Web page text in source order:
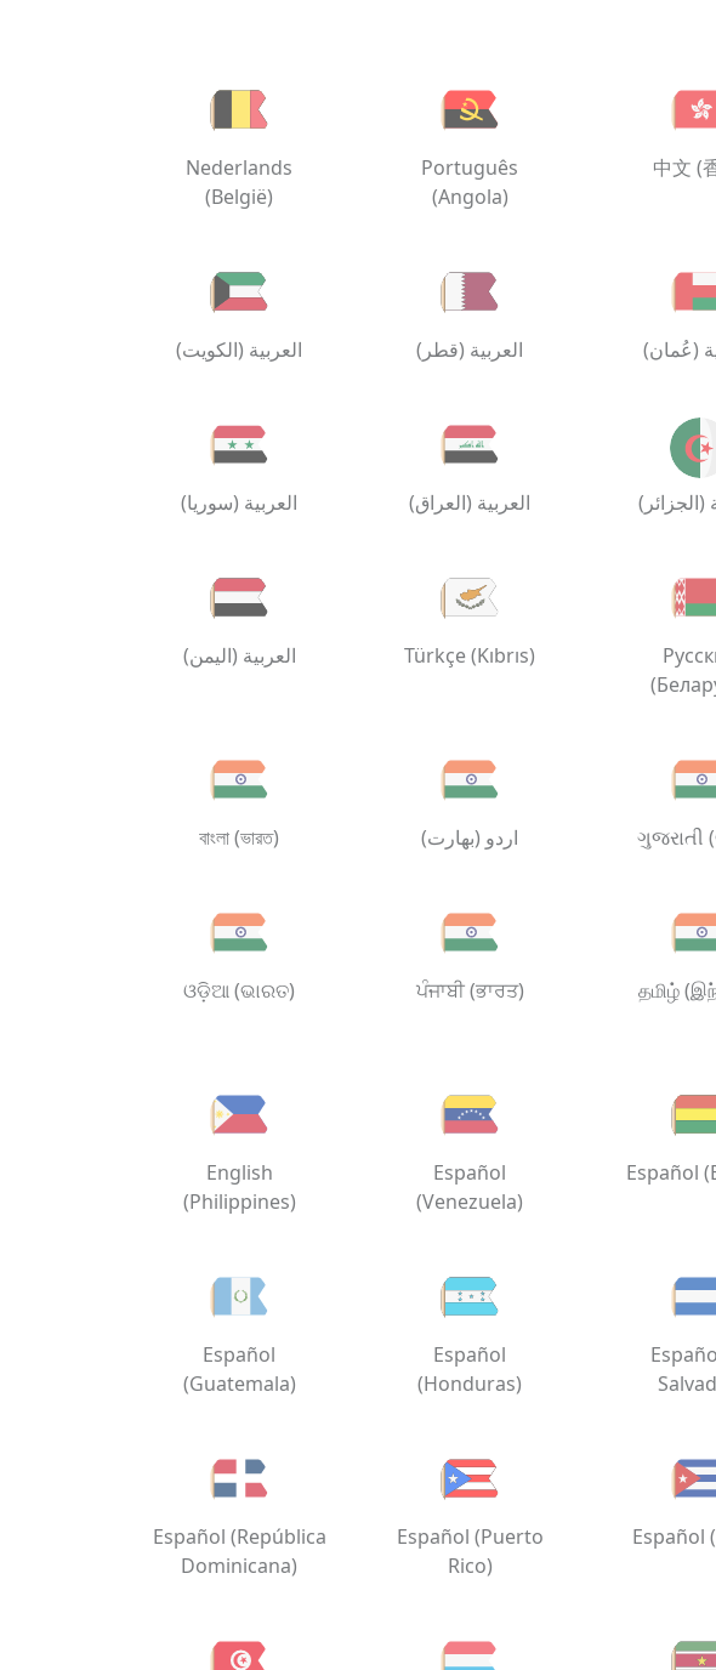
Nederlands
(België)
Português
(Angola)
中文 (
العربية (الكويت) العربية (قطر) (عُمان)
العربية (سوريا) العربية (العراق) (الجزائر)
العربية (اليمن) Türkçe (Kıbrıs)
বাংলা (ভারত) اردو (بھارت) ગુજરાતી
ଓଡ଼ିଆ (ଭାରତ) ਪੰਜਾਬੀ (ਭਾਰਤ) தமிழ்
English
(Philippines)
Español
(Venezuela)
Español
Español
(Guatemala)
Español
(Honduras)
Español (República
Dominicana)
Español (Puerto
Rico)
Español